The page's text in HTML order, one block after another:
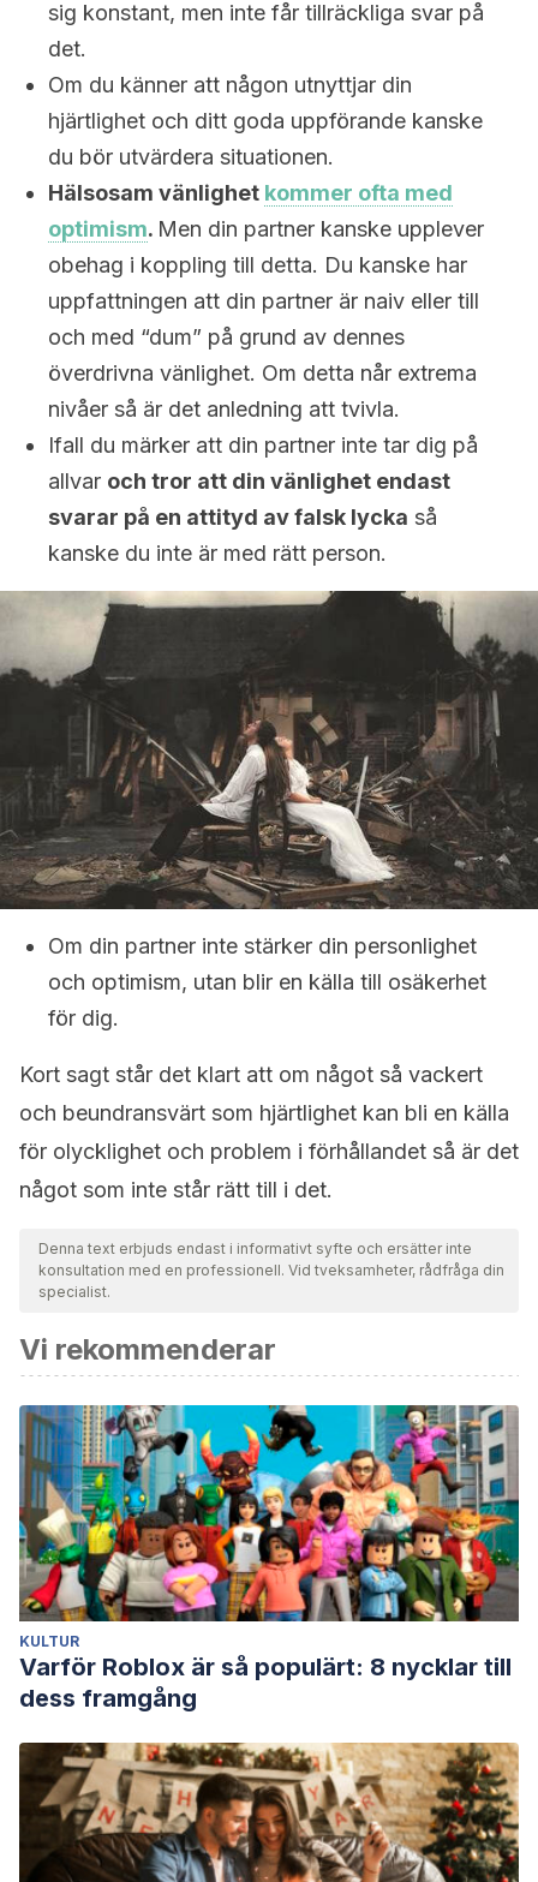
sig konstant, men inte får tillräckliga svar på
det.
Om du känner att någon utnyttjar din
hjärtlighet och ditt goda uppförande kanske
du bör utvärdera situationen.
Hälsosam vänlighet kommer ofta med
optimism. Men din partner kanske upplever
obehag i koppling till detta. Du kanske har
uppfattningen att din partner är naiv eller till
och med “dum” på grund av dennes
överdrivna vänlighet. Om detta når extrema
nivåer så är det anledning att tvivla.
Ifall du märker att din partner inte tar dig på
allvar och tror att din vänlighet endast
svarar på en attityd av falsk lycka så
kanske du inte är med rätt person.
Om din partner inte stärker din personlighet
och optimism, utan blir en källa till osäkerhet
för dig.
Kort sagt står det klart att om något så vackert
och beundransvärt som hjärtlighet kan bli en källa
för olycklighet och problem i förhållandet så är det
något som inte står rätt till i det.
Denna text erbjuds endast i informativt syfte och ersätter inte
konsultation med en professionell. Vid tveksamheter, rådfråga din
specialist.
Vi rekommenderar
KULTUR
Varför Roblox är så populärt: 8 nycklar till
dess framgång